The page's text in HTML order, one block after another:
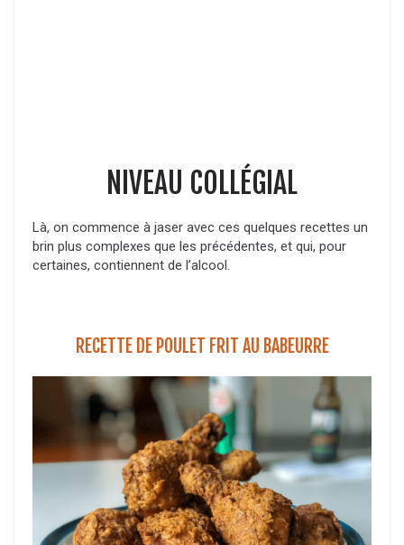
NIVEAU COLLÉGIAL
Là, on commence à jaser avec ces quelques recettes un
brin plus complexes que les précédentes, et qui, pour
certaines, contiennent de l’alcool.
RECETTE DE POULET FRIT AU BABEURRE